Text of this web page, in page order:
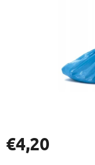
€4,20